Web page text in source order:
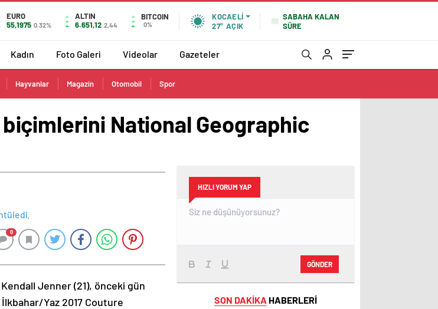
EURO
55,1975 0.32%
ALTIN
6.651,12 2,44
BITCOIN
0%
KOCAELI
27° AÇIK
SABAHA KALAN
SÜRE
Kadın Foto Galeri Videolar Gazeteler
Hayvanlar Magazin Otomobil Spor
National Geographic
0
Jenner (21), önceki gün
Yaz 2017 Couture
HIZLI YORUM YAP
GÖNDER
SON DAKİKA HABERLERİ